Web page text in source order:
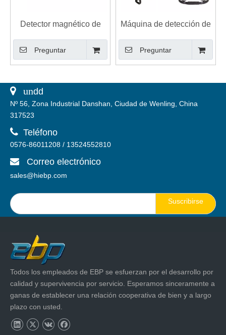
Detector magnético de
fallas de yugo AC DC
Preguntar
Máquina de detección de
rayos X para inspección
de calidad de soldadura
Preguntar
 undd
Nº 56, Zona Industrial Danshan, Ciudad de Wenling, China
317523
 Teléfono
0576-86011208 / 13524552810
 Correo electrónico
sales@hiebp.com
Suscribirse
Todos los empleados de EBP se esfuerzan por el desarrollo por
calidad y supervivencia por servicio. Esperamos sinceramente a
ganas de establecer una relación cooperativa de bien y a largo
plazo con usted.